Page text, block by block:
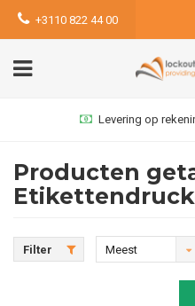
+3110 822 44 00
Levering op
Producten
Filter
Meest